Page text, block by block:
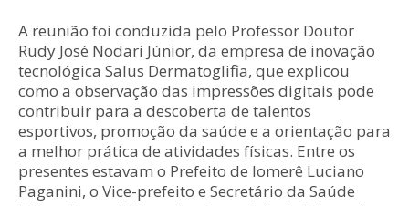
A reunião foi conduzida pelo Professor Doutor
Rudy José Nodari Júnior, da empresa de inovação
tecnológica Salus Dermatoglifia, que explicou
como a observação das impressões digitais pode
contribuir para a descoberta de talentos
esportivos, promoção da saúde e a orientação para
a melhor prática de atividades físicas. Entre os
presentes estavam o Prefeito de Iomerê Luciano
Paganini, o Vice-prefeito e Secretário da Saúde